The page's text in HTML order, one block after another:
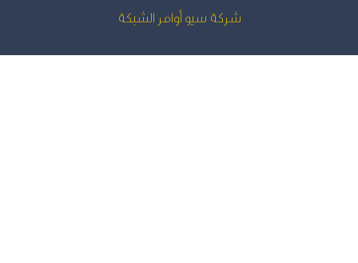
شركة سيو أوامر الشبكة